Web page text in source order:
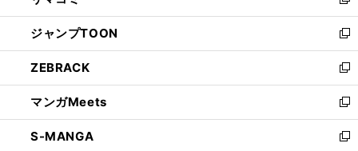
開
く
ウ
で
開
く
ン
ド
ウ
で
開
く
ウ
ィ
ン
ド
ウ
で
開
く
し
い
ウ
ィ
ン
ド
ウ
で
ジャンプTOON
新
し
い
ウ
ィ
ン
ド
ZEBRACK
新
し
い
ウ
ィ
マンガMeets
新
し
い
S-MANGA
新